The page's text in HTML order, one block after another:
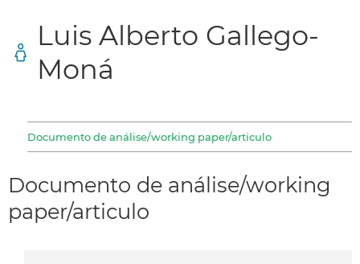
Luis Alberto Gallego-
Moná
Documento de análise/working paper/articulo
Documento de análise/working
paper/articulo